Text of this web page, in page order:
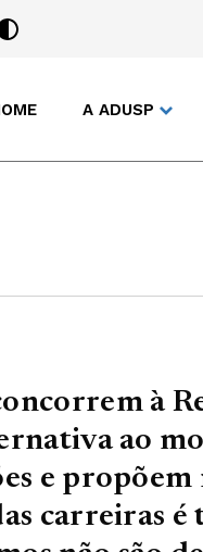
A ADUSP
à
ao
e
carreiras é